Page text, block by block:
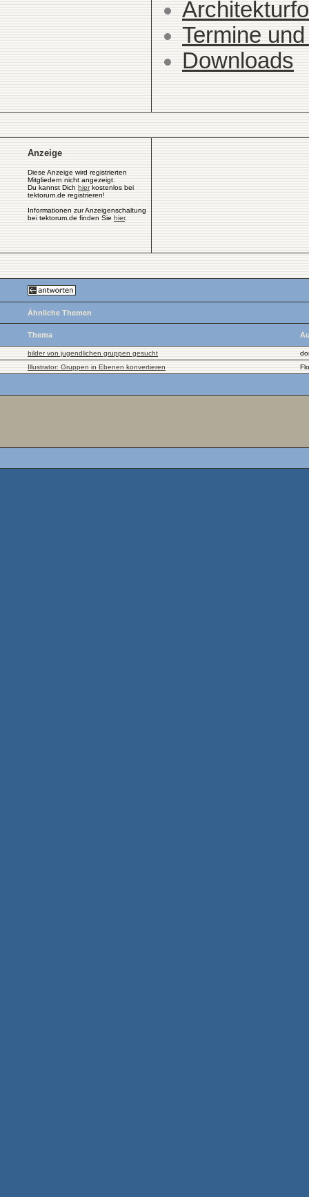
Termine
Downloads
Anzeige
Diese Anzeige wird registrierten
Mitgliedern nicht angezeigt.
Du kannst Dich hierkostenlos bei
tektorum.de registrieren!
Informationen zur Anzeigenschaltung
bei tektorum.de finden Sie hier.
Ähnliche Themen
Thema
bilder von jugendlichen gruppen gesucht
Illustrator: Gruppen in Ebenen konvertieren